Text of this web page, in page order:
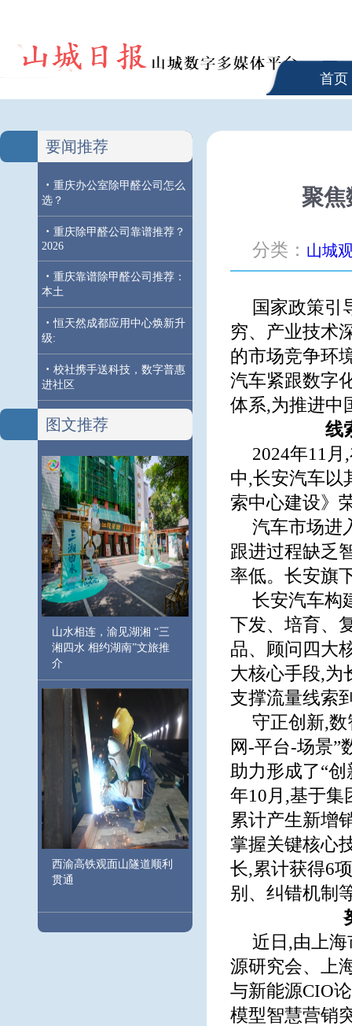
首页
要闻推荐
· 重庆办公室除甲醛公司怎么
选？
· 重庆除甲醛公司靠谱推荐？
2026
· 重庆靠谱除甲醛公司推荐：
本土
· 恒天然成都应用中心焕新升
级:
· 校社携手送科技，数字普惠
进社区
图文推荐
山水相连，渝见湖湘 “三
湘四水 相约湖南”文旅推
介
西渝高铁观面山隧道顺利
贯通
聚焦
分类： 山城
国家政策引
穷、产业技术
的市场竞争环
汽车紧跟数字
体系,为推进中
线
2024年11
中,长安汽车以
索中心建设》
汽车市场进
跟进过程缺乏
率低。长安旗
长安汽车构
下发、培育、
品、顾问四大
大核心手段,为
支撑流量线索
守正创新,
网-平台-场景”
助力形成了“
年10月,基于集
累计产生新增
掌握关键核心
长,累计获得6
别、纠错机制
近日,由上
源研究会、上
与新能源CIO
模型智慧营销